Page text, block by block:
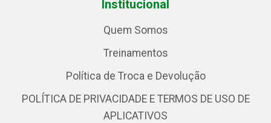
Institucional
Quem Somos
Treinamentos
Política de Troca e Devolução
POLÍTICA DE PRIVACIDADE E TERMOS DE USO DE
APLICATIVOS